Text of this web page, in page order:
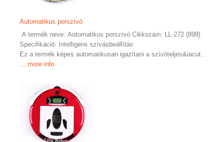
Automatikus porszívó
A termék neve: Automatikus porszívó Cikkszám: LL-272 (899)
Specifikáció: Intelligens szívásbeállítás
Ez a termék képes automatikusan igazítani a szívóteljes&iacut...
... more info